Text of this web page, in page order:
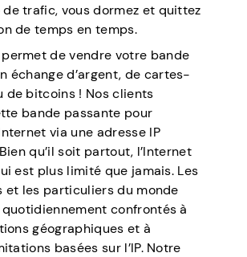
de trafic, vous dormez et quittez
de temps en temps.
permet de vendre votre bande
échange d’argent, de cartes-
de bitcoins ! Nos clients
bande passante pour
via une adresse IP
qu’il soit partout, l’Internet
est plus limité que jamais. Les
et les particuliers du monde
confrontés à
géographiques et à
basées sur l’IP. Notre